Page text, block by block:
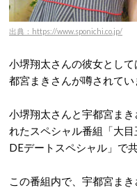
出典：https://www.sponichi.co.jp/
小堺翔太さんの彼女とし
都宮まきさんが噂されてい
小堺翔太さんと宇都宮ま
れたスペシャル番組「大
DEデートスペシャル」で
この番組内で、宇都宮ま